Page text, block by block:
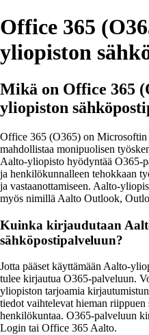
Office 365
yliopiston
Mikä on Office 365
yliopiston
Office 365 (O365) on
mahdollistaa monipuolisen
Aalto-yliopisto hyödyntää O365-
ja henkilökunnalleen tehokkaan
ja vastaanottamiseen. Aalto-
myös nimillä Aalto Outlook,
Kuinka kirjaudutaan
sähköpostipalveluun?
Jotta pääset käyttämään Aalto-
tulee kirjautua O365-palveluun.
yliopiston tarjoamia
tiedot vaihtelevat hieman
henkilökuntaa. O365-palveluun
Login tai Office 365 Aalto.